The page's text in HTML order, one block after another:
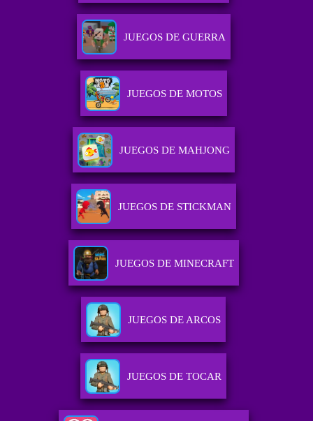
JUEGOS DE GUERRA
JUEGOS DE MOTOS
JUEGOS DE MAHJONG
JUEGOS DE STICKMAN
JUEGOS DE MINECRAFT
JUEGOS DE ARCOS
JUEGOS DE TOCAR